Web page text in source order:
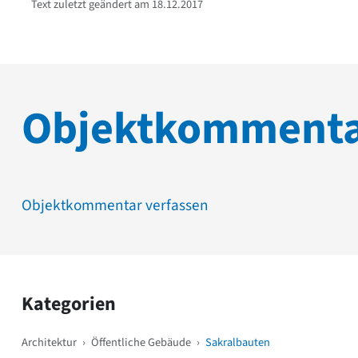
Text zuletzt geändert am 18.12.2017
Objektkommentar verfassen
Kategorien
Architektur › Öffentliche Gebäude › Sakralbauten